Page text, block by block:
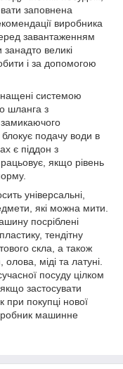
заповнена
виробника
завантаженням
великі
і за допомогою
системою
шланга з
подачу води в
є піддон з
якщо рівень
універсальні,
які можна мити.
посріблені
тендітну
скла, а також
міді та латуні.
посуду цілком
застосувати
покупці нової
машинне